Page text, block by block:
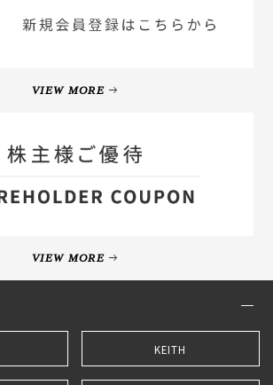
VIEW MORE
VIEW MORE
KEITH